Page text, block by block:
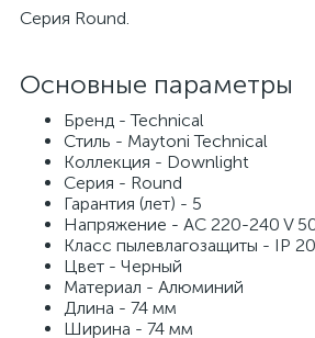
Серия Round.
Основные параметры
Бренд - Technical
Стиль - Maytoni Technical
Коллекция - Downlight
Серия - Round
Гарантия (лет) - 5
Напряжение - AC 220-240 V
Класс пылевлагозащиты - IP 20
Цвет - Черный
Материал - Алюминий
Длина - 74 мм
Ширина - 74 мм